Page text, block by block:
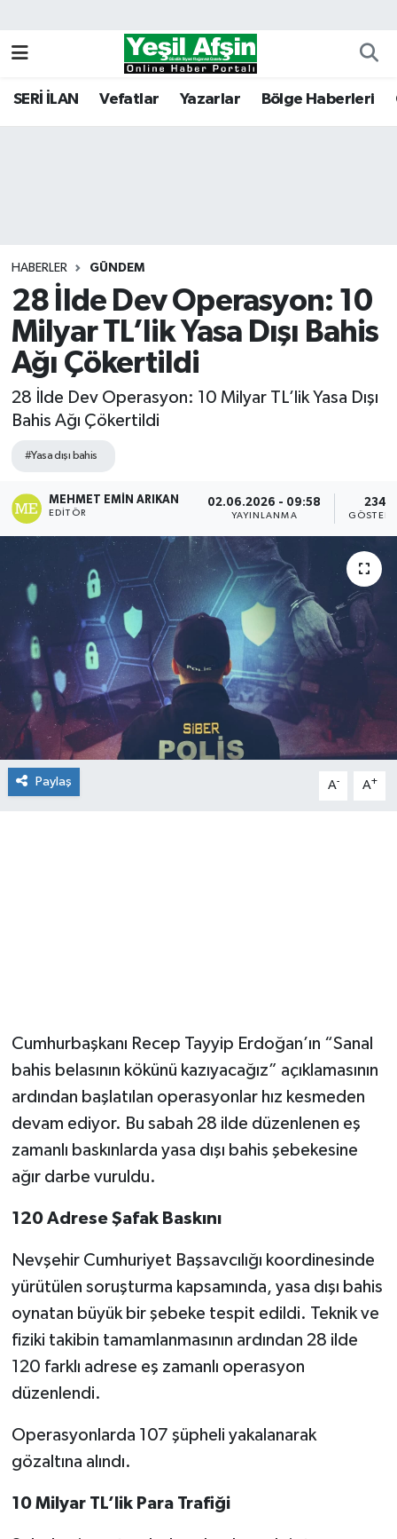
SERİ İLAN Vefatlar Yazarlar Bölge Haberleri
HABERLER GÜNDEM
28 İlde Dev Operasyon: 10
Milyar TL’lik Yasa Dışı Bahis
Ağı Çökertildi
28 İlde Dev Operasyon: 10 Milyar TL’lik Yasa Dışı
Bahis Ağı Çökertildi
#Yasa dışı bahis
MEHMET EMIN ARIKAN
EDITÖR
02.06.2026 - 09:58
YAYINLANMA
234
Paylaş A- A+
Cumhurbaşkanı Recep Tayyip Erdoğan’ın “Sanal
bahis belasının kökünü kazıyacağız” açıklamasının
ardından başlatılan operasyonlar hız kesmeden
devam ediyor. Bu sabah 28 ilde düzenlenen eş
zamanlı baskınlarda yasa dışı bahis şebekesine
ağır darbe vuruldu.
120 Adrese Şafak Baskını
Nevşehir Cumhuriyet Başsavcılığı koordinesinde
yürütülen soruşturma kapsamında, yasa dışı bahis
oynatan büyük bir şebeke tespit edildi. Teknik ve
fiziki takibin tamamlanmasının ardından 28 ilde
120 farklı adrese eş zamanlı operasyon
düzenlendi.
Operasyonlarda 107 şüpheli yakalanarak
gözaltına alındı.
10 Milyar TL’lik Para Trafiği
Kahramanmaraş Nöbetçi Eczaneler
Tüm Manşetler
Son Dakika Haberleri